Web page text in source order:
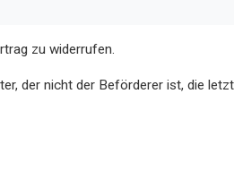
zu widerrufen.
der nicht der Beförderer ist, die